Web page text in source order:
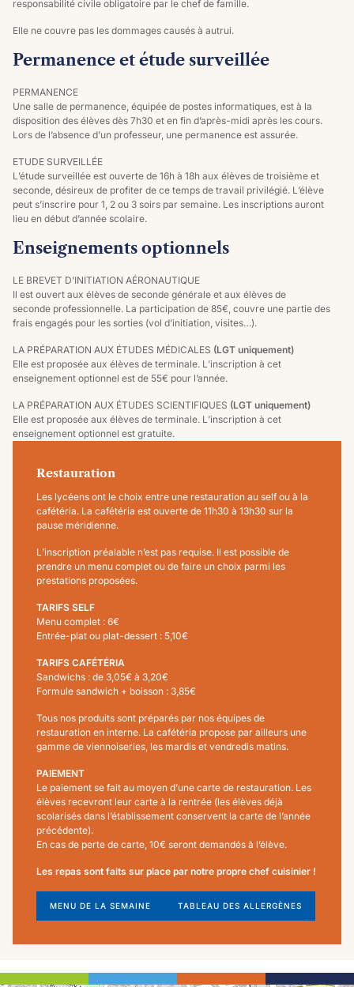
responsabilité civile obligatoire par le chef de famille.
Elle ne couvre pas les dommages causés à autrui.
Permanence et étude surveillée
PERMANENCE
Une salle de permanence, équipée de postes informatiques, est à la
disposition des élèves dès 7h30 et en fin d’après-midi après les cours.
Lors de l’absence d’un professeur, une permanence est assurée.
ETUDE SURVEILLÉE
L’étude surveillée est ouverte de 16h à 18h aux élèves de troisième et
seconde, désireux de profiter de ce temps de travail privilégié. L’élève
peut s’inscrire pour 1, 2 ou 3 soirs par semaine. Les inscriptions auront
lieu en début d’année scolaire.
Enseignements optionnels
LE BREVET D’INITIATION AÉRONAUTIQUE
Il est ouvert aux élèves de seconde générale et aux élèves de
seconde professionnelle. La participation de 85€, couvre une partie des
frais engagés pour les sorties (vol d’initiation, visites…).
LA PRÉPARATION AUX ÉTUDES MÉDICALES (LGT uniquement)
Elle est proposée aux élèves de terminale. L’inscription à cet
enseignement optionnel est de 55€ pour l’année.
LA PRÉPARATION AUX ÉTUDES SCIENTIFIQUES (LGT uniquement)
Elle est proposée aux élèves de terminale. L’inscription à cet
enseignement optionnel est gratuite.
Restauration
Les lycéens ont le choix entre une restauration au self ou à la
cafétéria. La cafétéria est ouverte de 11h30 à 13h30 sur la
pause méridienne.
L’inscription préalable n’est pas requise. Il est possible de
prendre un menu complet ou de faire un choix parmi les
prestations proposées.
TARIFS SELF
Menu complet : 6€
Entrée-plat ou plat-dessert : 5,10€
TARIFS CAFÉTÉRIA
Sandwichs : de 3,05€ à 3,20€
Formule sandwich + boisson : 3,85€
Tous nos produits sont préparés par nos équipes de
restauration en interne. La cafétéria propose par ailleurs une
gamme de viennoiseries, les mardis et vendredis matins.
PAIEMENT
Le paiement se fait au moyen d’une carte de restauration. Les
élèves recevront leur carte à la rentrée (les élèves déjà
scolarisés dans l’établissement conservent la carte de l’année
précédente).
En cas de perte de carte, 10€ seront demandés à l’élève.
Les repas sont faits sur place par notre propre chef cuisinier !
MENU DE LA SEMAINE TABLEAU DES ALLERGÈNES